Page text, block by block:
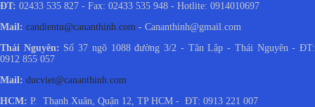
ĐT: 02433 535 827 - Fax: 02433 535 948 - Hotlite: 0914010697
Mail: candientu@cananthinh.com - Cananthinh@gmail.com
Thái Nguyên: Số 37 ngõ 1088 đường 3/2 - Tân Lập - Thái Nguyên - ĐT:
0912 855 057
Mail: ducviet@cananthinh.com
HCM: P. Thạnh Xuân, Quận 12, TP HCM - ĐT: 0913 221 007